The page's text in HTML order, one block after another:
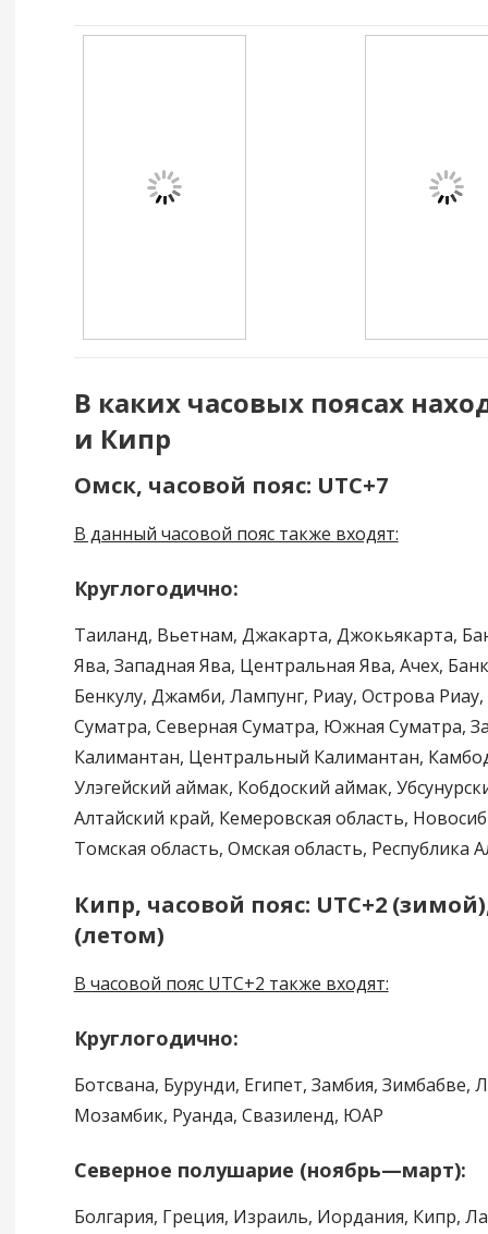
В каких часовых поясах
и Кипр
Омск, часовой пояс: UTC+7
В данный часовой пояс также входят:
Круглогодично:
Таиланд, Вьетнам, Джакарта, Джокьякарта,
Ява, Западная Ява, Центральная Ява, Ачех,
Бенкулу, Джамби, Лампунг, Риау, Острова Риау,
Суматра, Северная Суматра, Южная Суматра,
Калимантан, Центральный Калимантан,
Улэгейский аймак, Кобдоский аймак,
Алтайский край, Кемеровская область,
Томская область, Омская область, Республика
Кипр, часовой пояс: UTC+2
(летом)
В часовой пояс UTC+2 также входят:
Круглогодично:
Ботсвана, Бурунди, Египет, Замбия, Зимбабве,
Мозамбик, Руанда, Свазиленд, ЮАР
Северное полушарие (ноябрь—март):
Болгария, Греция, Израиль, Иордания, Кипр,